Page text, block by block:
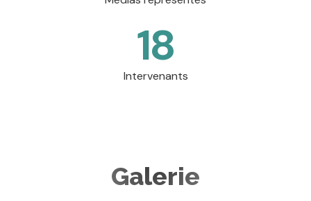
18
Intervenants
Galerie